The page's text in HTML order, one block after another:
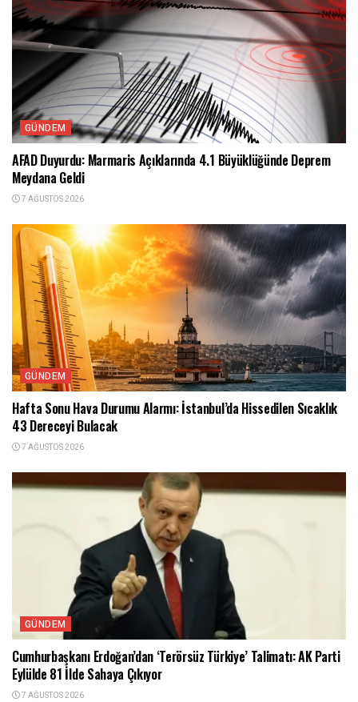
GÜNDEM
AFAD Duyurdu: Marmaris Açıklarında 4.1 Büyüklüğünde Deprem
Meydana Geldi
7 AĞUSTOS 2026
GÜNDEM
Hafta Sonu Hava Durumu Alarmı: İstanbul’da Hissedilen Sıcaklık
43 Dereceyi Bulacak
7 AĞUSTOS 2026
GÜNDEM
Cumhurbaşkanı Erdoğan’dan ‘Terörsüz Türkiye’ Talimatı: AK Parti
Eylülde 81 İlde Sahaya Çıkıyor
7 AĞUSTOS 2026